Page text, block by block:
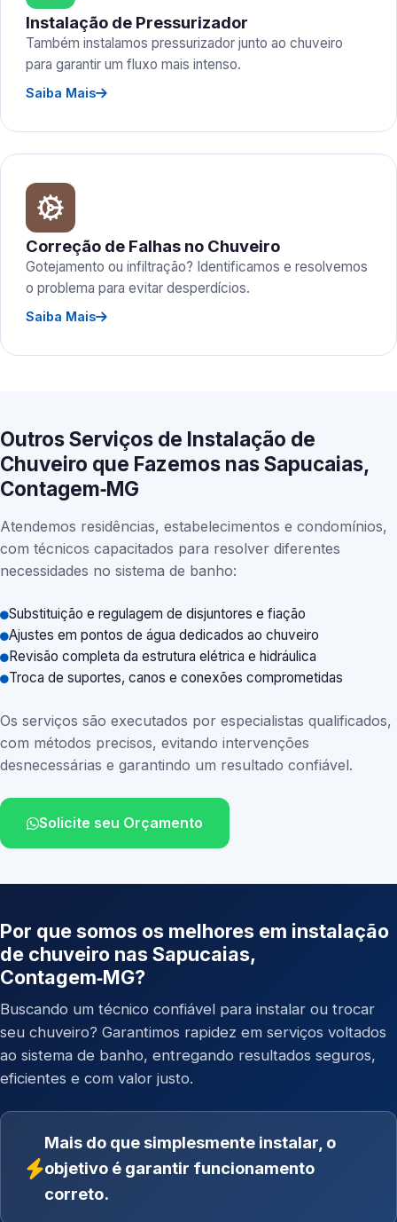
Instalação de Pressurizador
Também instalamos pressurizador junto ao chuveiro
para garantir um fluxo mais intenso.
Saiba Mais
Correção de Falhas no Chuveiro
Gotejamento ou infiltração? Identificamos e resolvemos
o problema para evitar desperdícios.
Saiba Mais
Outros Serviços de Instalação de
Chuveiro que Fazemos nas Sapucaias,
Contagem‑MG
Atendemos residências, estabelecimentos e condomínios,
com técnicos capacitados para resolver diferentes
necessidades no sistema de banho:
Substituição e regulagem de disjuntores e fiação
Ajustes em pontos de água dedicados ao chuveiro
Revisão completa da estrutura elétrica e hidráulica
Troca de suportes, canos e conexões comprometidas
Os serviços são executados por especialistas qualificados,
com métodos precisos, evitando intervenções
desnecessárias e garantindo um resultado confiável.
Solicite seu Orçamento
Por que somos os melhores em instalação
de chuveiro nas Sapucaias,
Contagem‑MG?
Buscando um técnico confiável para instalar ou trocar
seu chuveiro? Garantimos rapidez em serviços voltados
ao sistema de banho, entregando resultados seguros,
eficientes e com valor justo.
Mais do que simplesmente instalar, o
objetivo é garantir funcionamento
correto.